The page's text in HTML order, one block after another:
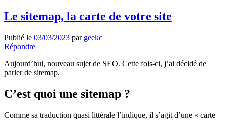
Le sitemap, la carte de votre site
Publié le 03/03/2023 par geekc
Répondre
Aujourd’hui, nouveau sujet de SEO. Cette fois-ci, j’ai décidé de
parler de sitemap.
C’est quoi une sitemap ?
Comme sa traduction quasi littérale l’indique, il s’agit d’une « carte